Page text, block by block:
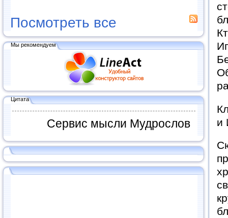
Посмотреть все
Мы рекомендуем
Цитата
Сервис мысли Мудрослов
и